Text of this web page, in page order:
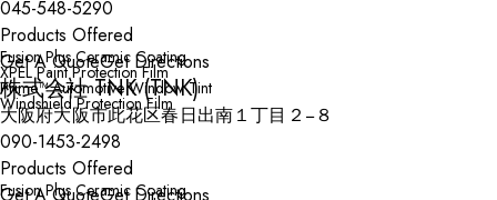
045-548-5290
Products Offered
Fusion Plus Ceramic Coating
XPEL Paint Protection Film
Prime™ Automotive Window Tint
Windshield Protection Film
Get A QuoteGet Directions
株式会社 TNK (TNK)
大阪府大阪市此花区春日出南１丁目２−８
090-1453-2498
Products Offered
Fusion Plus Ceramic Coating